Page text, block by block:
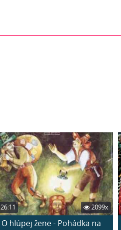
26:11 2099x
O hlúpej žene - Pohádka na